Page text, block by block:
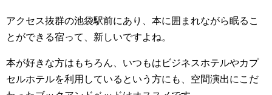
アクセス抜群の池袋駅前にあり、本に囲まれながら眠るこ
とができる宿って、新しいですよね。
本が好きな方はもちろん、いつもはビジネスホテルやカプ
セルホテルを利用しているという方にも、空間演出にこだ